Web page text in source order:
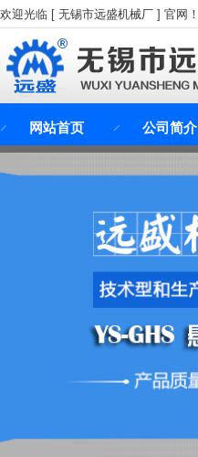
欢迎光临 [ 无锡市远盛机械厂 ] 官网！
网站首页 公司简介